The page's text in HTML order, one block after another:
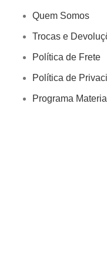
Quem Somos
Trocas e
Política de Frete
Política de
Programa